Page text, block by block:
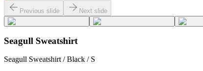
Previous slide Next slide
Seagull Sweatshirt
Seagull Sweatshirt / Black / S